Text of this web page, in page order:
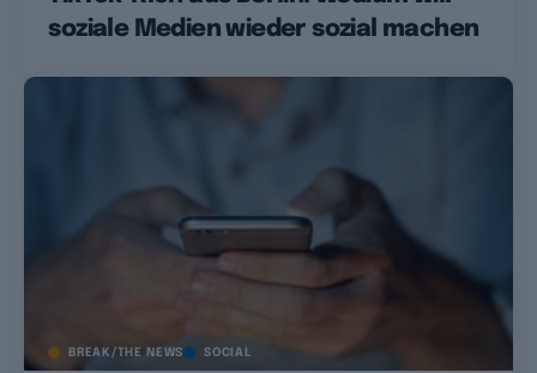
soziale Medien wieder sozial machen
BREAK/THE NEWS SOCIAL